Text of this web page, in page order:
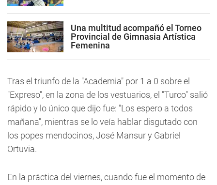
Una multitud acompañó el Torneo
Provincial de Gimnasia Artística
Femenina
Tras el triunfo de la "Academia" por 1 a 0 sobre el
"Expreso", en la zona de los vestuarios, el "Turco" salió
rápido y lo único que dijo fue: "Los espero a todos
mañana", mientras se lo veía hablar disgutado con
los popes mendocinos, José Mansur y Gabriel
Ortuvia.
En la práctica del viernes, cuando fue el momento de